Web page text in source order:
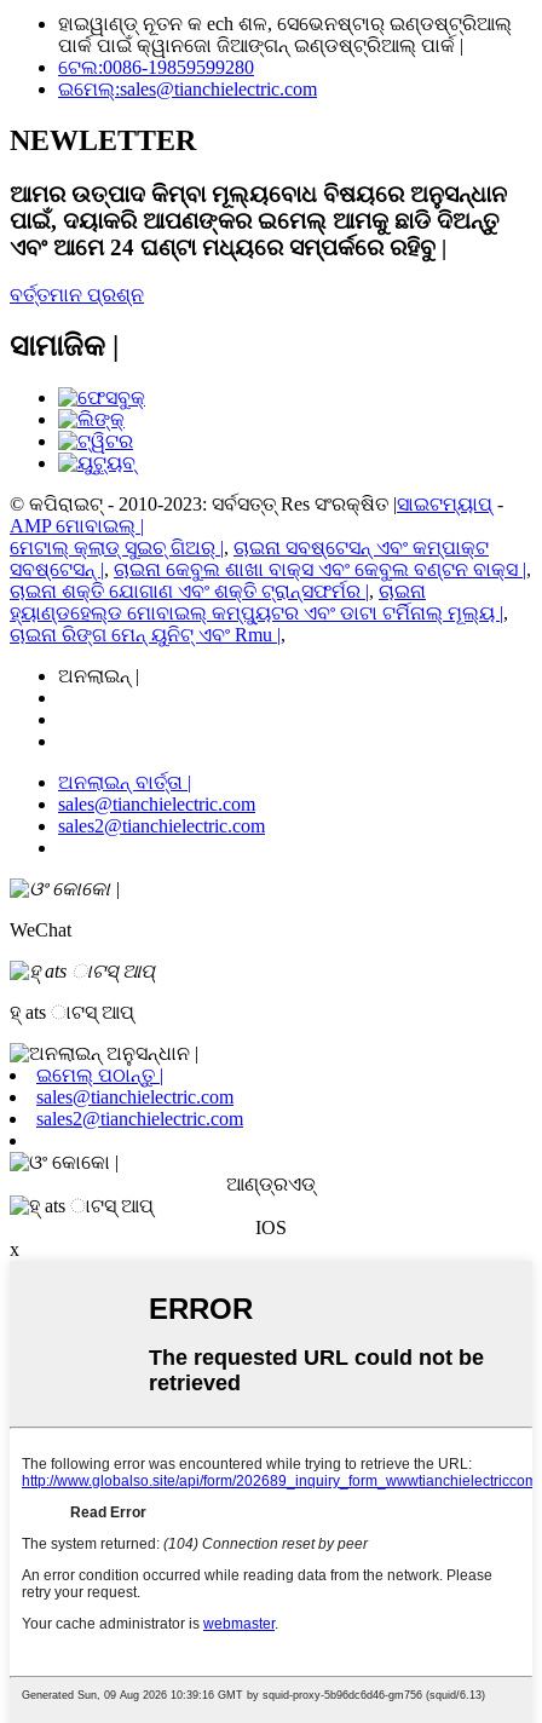
ହାଇୱାଣ୍ଡ୍ ନୂତନ କ ech ଶଳ, ସେଭେନଷ୍ଟାର୍ ଇଣ୍ଡଷ୍ଟ୍ରିଆଲ୍
ପାର୍କ ପାଇଁ କ୍ୱାନଜୋ ଜିଆଙ୍ଗନ୍ ଇଣ୍ଡଷ୍ଟ୍ରିଆଲ୍ ପାର୍କ |
ଟେଲ:0086-19859599280
ଇମେଲ୍:sales@tianchielectric.com
NEWLETTER
ଆମର ଉତ୍ପାଦ କିମ୍ବା ମୂଲ୍ୟବୋଧ ବିଷୟରେ ଅନୁସନ୍ଧାନ
ପାଇଁ, ଦୟାକରି ଆପଣଙ୍କର ଇମେଲ୍ ଆମକୁ ଛାଡି ଦିଅନ୍ତୁ
ଏବଂ ଆମେ 24 ଘଣ୍ଟା ମଧ୍ୟରେ ସମ୍ପର୍କରେ ରହିବୁ |
ବର୍ତ୍ତମାନ ପ୍ରଶ୍ନ
ସାମାଜିକ |
© କପିରାଇଟ୍ - 2010-2023: ସର୍ବସତ୍ତ୍ Res ସଂରକ୍ଷିତ |ସାଇଟମ୍ୟାପ୍ -
AMP ମୋବାଇଲ୍ |
ମେଟାଲ୍ କ୍ଲାଡ୍ ସୁଇଚ୍ ଗିଅର୍ |, ଚାଇନା ସବଷ୍ଟେସନ୍ ଏବଂ କମ୍ପାକ୍ଟ
ସବଷ୍ଟେସନ୍ |, ଚାଇନା କେବୁଲ ଶାଖା ବାକ୍ସ ଏବଂ କେବୁଲ ବଣ୍ଟନ ବାକ୍ସ |,
ଚାଇନା ଶକ୍ତି ଯୋଗାଣ ଏବଂ ଶକ୍ତି ଟ୍ରାନ୍ସଫର୍ମର |, ଚାଇନା
ହ୍ୟାଣ୍ଡହେଲ୍ଡ ମୋବାଇଲ୍ କମ୍ପ୍ୟୁଟର ଏବଂ ଡାଟା ଟର୍ମିନାଲ୍ ମୂଲ୍ୟ |,
ଚାଇନା ରିଙ୍ଗ ମେନ୍ ୟୁନିଟ୍ ଏବଂ Rmu |,
ଅନଲାଇନ୍ |
ଅନଲାଇନ୍ ବାର୍ତ୍ତା |
sales@tianchielectric.com
sales2@tianchielectric.com
WeChat
ହ୍ ats ାଟସ୍ ଆପ୍
ଇମେଲ୍ ପଠାନ୍ତୁ |
sales@tianchielectric.com
sales2@tianchielectric.com
ଆଣ୍ଡ୍ରଏଡ୍
IOS
x